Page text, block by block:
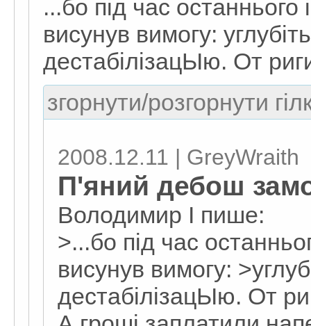
...бо під час останнього
висунув вимогу:
дестабілізацЫю. От
згорнути/розгорнути
2008.12.11 | GreyWraith
П'яний дебош
Володимир I пише:
>...бо під час
висунув вимогу:
дестабілізацЫю. От